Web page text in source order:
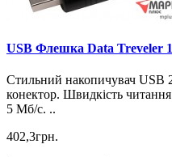
USB Флешка Data Treveler
Стильний накопичувач USB
конектор. Швидкість
5 Мб/с. ..
402,3грн.